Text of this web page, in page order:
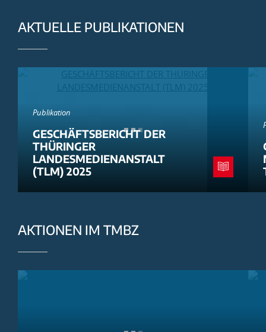
AKTUELLE PUBLIKATIONEN
Publikation
GESCHÄFTSBERICHT DER
THÜRINGER
LANDESMEDIENANSTALT
(TLM) 2025
AKTIONEN IM TMBZ